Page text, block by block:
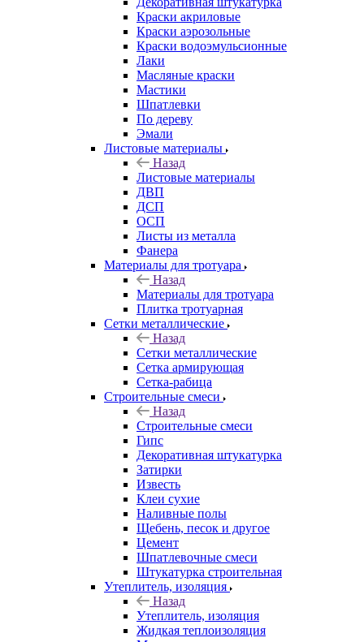
Краски акриловые
Краски аэрозольные
Краски водоэмульсионные
Лаки
Масляные краски
Мастики
Шпатлевки
По дереву
Эмали
Листовые материалы
Назад
Листовые материалы
ДВП
ДСП
ОСП
Листы из металла
Фанера
Материалы для тротуара
Назад
Материалы для тротуара
Плитка тротуарная
Сетки металлические
Назад
Сетки металлические
Сетка армирующая
Сетка-рабица
Строительные смеси
Назад
Строительные смеси
Гипс
Декоративная штукатурка
Затирки
Известь
Клеи сухие
Наливные полы
Щебень, песок и другое
Цемент
Шпатлевочные смеси
Штукатурка строительная
Утеплитель, изоляция
Назад
Утеплитель, изоляция
Жидкая теплоизоляция